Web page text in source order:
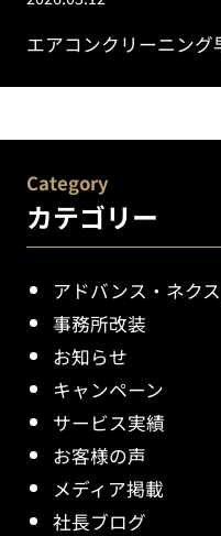
エアコンクリーニン
Category
カテゴリー
アドバンス・ネク
事務所改装
お知らせ
キャンペーン
サービス実績
お客様の声
メディア掲載
社長ブログ